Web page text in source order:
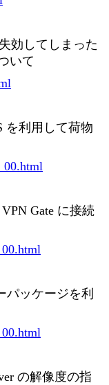
効してしまった
いて
を利用して荷物
Gate に接続
パッケージを利
の解像度の指